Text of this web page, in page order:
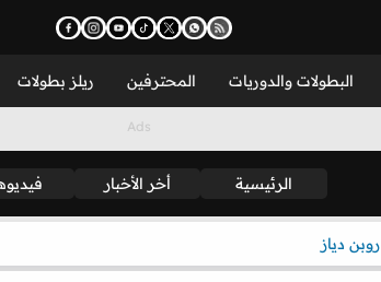
البطولات والدوريات المحترفين ريلز بطولات
الرئيسية أخر الأخبار
روبن دياز